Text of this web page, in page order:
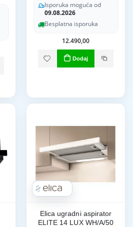
Isporuka moguća od
09.08.2026
Besplatna isporuka
12.490,00
Dodaj
Elica ugradni aspirator
ELITE 14 LUX WH/A/50